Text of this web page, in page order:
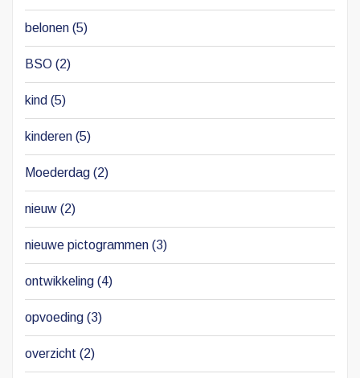
belonen (5)
BSO (2)
kind (5)
kinderen (5)
Moederdag (2)
nieuw (2)
nieuwe pictogrammen (3)
ontwikkeling (4)
opvoeding (3)
overzicht (2)